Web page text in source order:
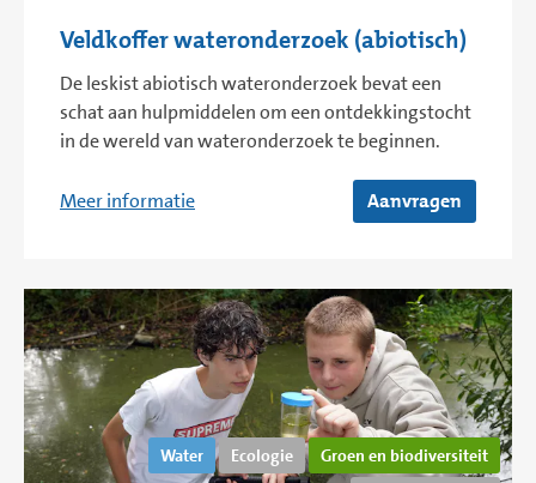
Veldkoffer wateronderzoek (abiotisch)
De leskist abiotisch wateronderzoek bevat een
schat aan hulpmiddelen om een ontdekkingstocht
in de wereld van wateronderzoek te beginnen.
Meer informatie Aanvragen
Water Ecologie
Groen en biodiversiteit